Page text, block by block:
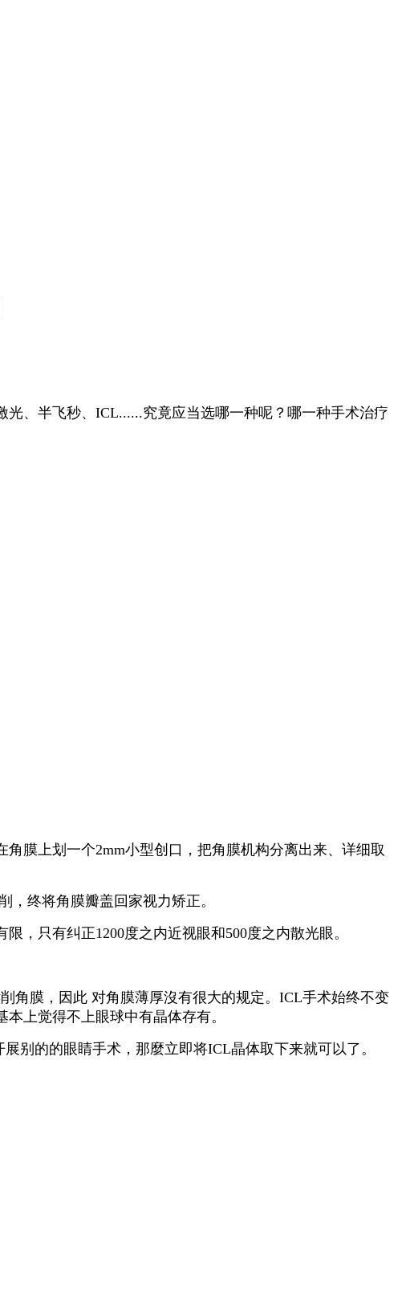
光、半飞秒、ICL......究竟应当选哪一种呢？哪一种手术治疗
膜上划一个2mm小型创口，把角膜机构分离出来、详细取
终将角膜瓣盖回家视力矫正。
，只有纠正1200度之内近视眼和500度之内散光眼。
角膜，因此 对角膜薄厚沒有很大的规定。ICL手术始终不变
上觉得不上眼球中有晶体存有。
别的的眼睛手术，那麼立即将ICL晶体取下来就可以了。